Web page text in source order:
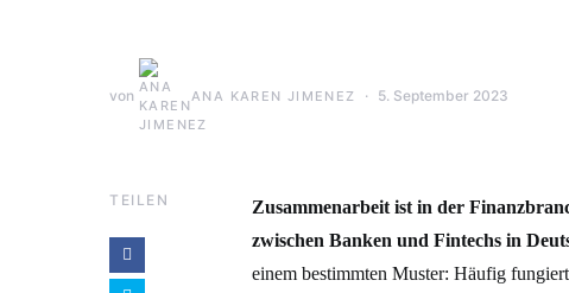
von ANA KAREN JIMENEZ 5. September 2023
TEILEN
Zusammenarbeit ist in der
zwischen Banken und Fintechs in
einem bestimmten Muster: Häufig